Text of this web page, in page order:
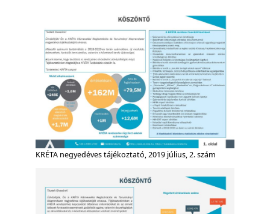
KRÉTA negyedéves tájékoztató, 2019 július, 2. szám